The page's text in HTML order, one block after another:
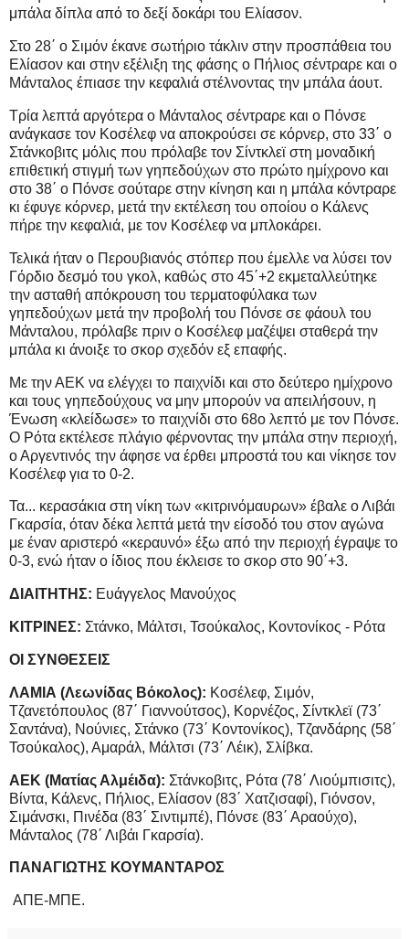
μπάλα δίπλα από το δεξί δοκάρι του Ελίασον.
Στο 28΄ ο Σιμόν έκανε σωτήριο τάκλιν στην προσπάθεια του
Ελίασον και στην εξέλιξη της φάσης ο Πήλιος σέντραρε και ο
Μάνταλος έπιασε την κεφαλιά στέλνοντας την μπάλα άουτ.
Τρία λεπτά αργότερα ο Μάνταλος σέντραρε και ο Πόνσε
ανάγκασε τον Κοσέλεφ να αποκρούσει σε κόρνερ, στο 33΄ ο
Στάνκοβιτς μόλις που πρόλαβε τον Σίντκλεϊ στη μοναδική
επιθετική στιγμή των γηπεδούχων στο πρώτο ημίχρονο και
στο 38΄ ο Πόνσε σούταρε στην κίνηση και η μπάλα κόντραρε
κι έφυγε κόρνερ, μετά την εκτέλεση του οποίου ο Κάλενς
πήρε την κεφαλιά, με τον Κοσέλεφ να μπλοκάρει.
Τελικά ήταν ο Περουβιανός στόπερ που έμελλε να λύσει τον
Γόρδιο δεσμό του γκολ, καθώς στο 45΄+2 εκμεταλλεύτηκε
την ασταθή απόκρουση του τερματοφύλακα των
γηπεδούχων μετά την προβολή του Πόνσε σε φάουλ του
Μάνταλου, πρόλαβε πριν ο Κοσέλεφ μαζέψει σταθερά την
μπάλα κι άνοιξε το σκορ σχεδόν εξ επαφής.
Με την ΑΕΚ να ελέγχει το παιχνίδι και στο δεύτερο ημίχρονο
και τους γηπεδούχους να μην μπορούν να απειλήσουν, η
Ένωση «κλείδωσε» το παιχνίδι στο 68ο λεπτό με τον Πόνσε.
Ο Ρότα εκτέλεσε πλάγιο φέρνοντας την μπάλα στην περιοχή,
ο Αργεντινός την άφησε να έρθει μπροστά του και νίκησε τον
Κοσέλεφ για το 0-2.
Τα... κερασάκια στη νίκη των «κιτρινόμαυρων» έβαλε ο Λιβάι
Γκαρσία, όταν δέκα λεπτά μετά την είσοδό του στον αγώνα
με έναν αριστερό «κεραυνό» έξω από την περιοχή έγραψε το
0-3, ενώ ήταν ο ίδιος που έκλεισε το σκορ στο 90΄+3.
ΔΙΑΙΤΗΤΗΣ: Ευάγγελος Μανούχος
ΚΙΤΡΙΝΕΣ: Στάνκο, Μάλτσι, Τσούκαλος, Κοντονίκος - Ρότα
ΟΙ ΣΥΝΘΕΣΕΙΣ
ΛΑΜΙΑ (Λεωνίδας Βόκολος): Κοσέλεφ, Σιμόν,
Τζανετόπουλος (87΄ Γιαννούτσος), Κορνέζος, Σίντκλεϊ (73΄
Σαντάνα), Νούνιες, Στάνκο (73΄ Κοντονίκος), Τζανδάρης (58΄
Τσούκαλος), Αμαράλ, Μάλτσι (73΄ Λέικ), Σλίβκα.
ΑΕΚ (Ματίας Αλμέιδα): Στάνκοβιτς, Ρότα (78΄ Λιούμπισιτς),
Βίντα, Κάλενς, Πήλιος, Ελίασον (83΄ Χατζισαφί), Γιόνσον,
Σιμάνσκι, Πινέδα (83΄ Σιντιμπέ), Πόνσε (83΄ Αραούχο),
Μάνταλος (78΄ Λιβάι Γκαρσία).
ΠΑΝΑΓΙΩΤΗΣ ΚΟΥΜΑΝΤΑΡΟΣ
ΑΠΕ-ΜΠΕ.